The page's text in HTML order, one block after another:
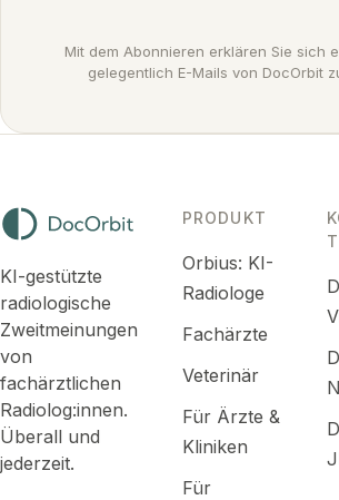
Mit dem Abonnieren erklären Sie sich
gelegentlich E-Mails von DocOrbit
KI-gestützte
radiologische
Zweitmeinungen
von
fachärztlichen
Radiolog:innen.
Überall und
jederzeit.
PRODUKT
Orbius: KI-
Radiologe
Fachärzte
Veterinär
Für Ärzte &
Kliniken
Für